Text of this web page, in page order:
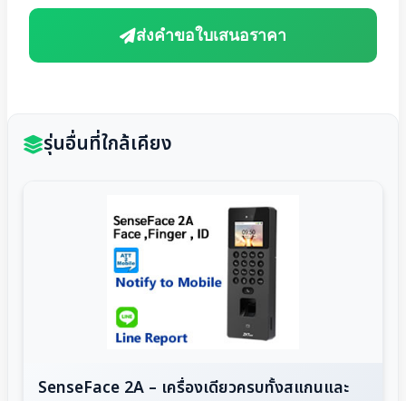
ส่งคำขอใบเสนอราคา
รุ่นอื่นที่ใกล้เคียง
SenseFace 2A – เครื่องเดียวครบทั้งสแกนและ